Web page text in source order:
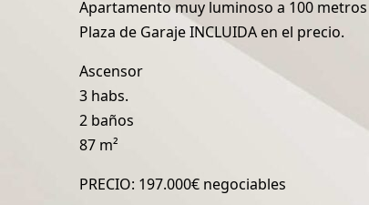
Apartamento muy luminoso a 100
Plaza de Garaje INCLUIDA en el precio.
Ascensor
3 habs.
2 baños
87 m²
PRECIO: 197.000€ negociables